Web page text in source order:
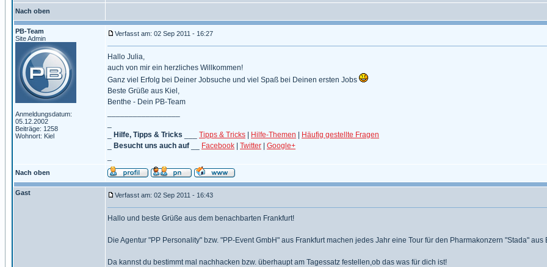
Nach oben
PB-Team
Site Admin
Anmeldungsdatum:
05.12.2002
Beiträge: 1258
Wohnort: Kiel
Verfasst am: 02 Sep 2011 - 16:27
Hallo Julia,
auch von mir ein herzliches Willkommen!
Ganz viel Erfolg bei Deiner Jobsuche und viel Spaß bei Deinen ersten Jobs
Beste Grüße aus Kiel,
Benthe - Dein PB-Team
Hilfe, Tipps & Tricks Tipps & Tricks Hilfe-Themen
Häufig gestellte Fragen
Besucht uns auch auf Facebook Twitter
Google+
Nach oben
Gast Verfasst am: 02 Sep 2011 - 16:43
Hallo und beste Grüße aus dem benachbarten Frankfurt!
Die Agentur "PP Personality" bzw. "PP-Event GmbH" aus Frankfurt machen jedes Jahr eine Tour für den Pharmakonzern "Stada"
Da kannst du bestimmt mal nachhacken bzw. überhaupt am Tagessatz festellen,ob das was für dich ist!